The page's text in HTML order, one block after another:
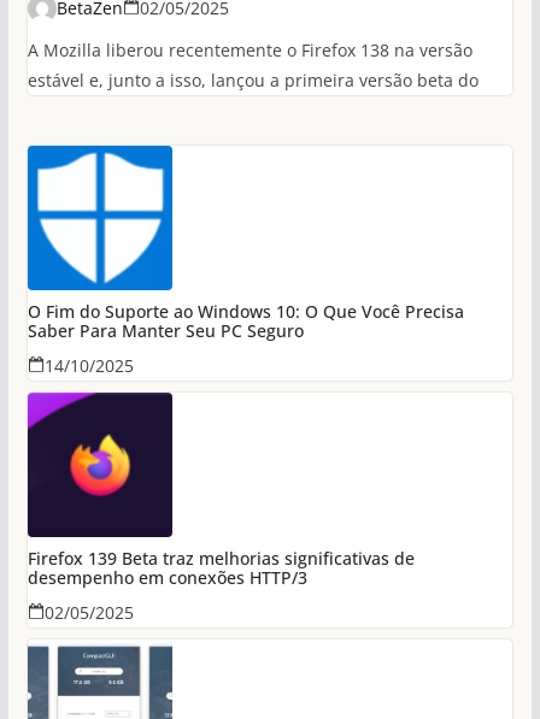
conexões HTTP/3
BetaZen
02/05/2025
A Mozilla liberou recentemente o Firefox 138 na versão
estável e, junto a isso, lançou a primeira versão beta do
O Fim do Suporte ao Windows 10: O Que Você Precisa
Saber Para Manter Seu PC Seguro
14/10/2025
Firefox 139 Beta traz melhorias significativas de
desempenho em conexões HTTP/3
02/05/2025